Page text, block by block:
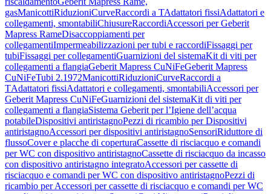
gasManicottiRiduzioniCurveRaccordi a TAdattatori fissiAdattatori e
collegamenti, smontabiliChiusureRaccordiAccessori per Geberit
Mapress RameDisaccoppiamenti per
collegamentiImpermeabilizzazioni per tubi e raccordiFissaggi per
tubiFissaggi per collegamentiGuarnizioni del sistemaKit di viti per
collegamenti a flangiaGeberit Mapress CuNiFeGeberit Mapress
CuNiFeTubi 2.1972ManicottiRiduzioniCurveRaccordi a
TAdattatori fissiAdattatori e collegamenti, smontabiliAccessori per
Geberit Mapress CuNiFeGuarnizioni del sistemaKit di viti per
collegamenti a flangiaSistema Geberit per l’Igiene dell’acqua
potabileDispositivi antiristagnoPezzi di ricambio per Dispositivi
antiristagnoAccessori per dispositivi antiristagnoSensoriRiduttore di
flussoCover e placche di coperturaCassette di risciacquo e comandi
per WC con dispositivo antiristagnoCassette di risciacquo da incasso
con dispositivo antiristagno integratoAccessori per cassette di
risciacquo e comandi per WC con dispositivo antiristagnoPezzi di
ricambio per Accessori per cassette di risciacquo e comandi per WC